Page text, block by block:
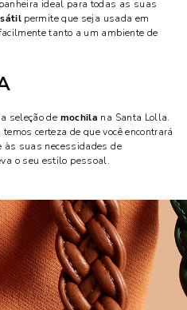
ideal para todas as suas
permite que seja usada em
tanto a um ambiente de
seleção de mochila na Santa Lolla.
certeza de que você encontrará
às suas necessidades de
o seu estilo pessoal.